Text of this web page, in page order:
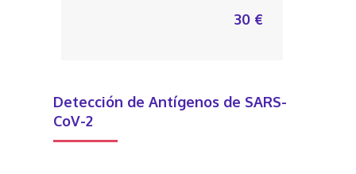
30 €
Detección de Antígenos de SARS-
CoV-2